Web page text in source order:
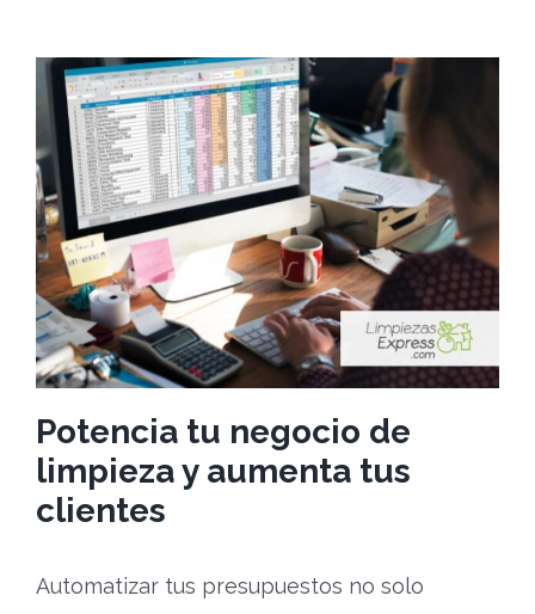
Potencia tu negocio de
limpieza y aumenta tus
clientes
Automatizar tus presupuestos no solo